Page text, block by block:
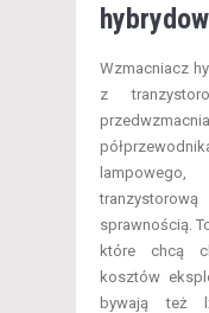
Wzmacniacz
z
sprawnością.
które chcą
kosztów
bywają też